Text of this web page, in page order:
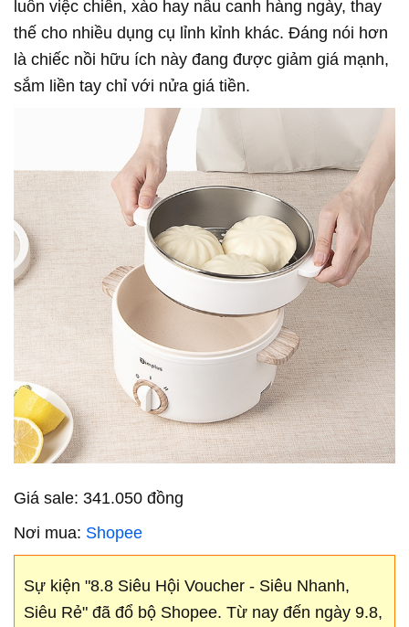
luôn việc chiên, xào hay nấu canh hàng ngày, thay
thế cho nhiều dụng cụ lỉnh kỉnh khác. Đáng nói hơn
là chiếc nồi hữu ích này đang được giảm giá mạnh,
sắm liền tay chỉ với nửa giá tiền.
Giá sale: 341.050 đồng
Nơi mua: Shopee
Sự kiện "8.8 Siêu Hội Voucher - Siêu Nhanh,
Siêu Rẻ" đã đổ bộ Shopee. Từ nay đến ngày 9.8,